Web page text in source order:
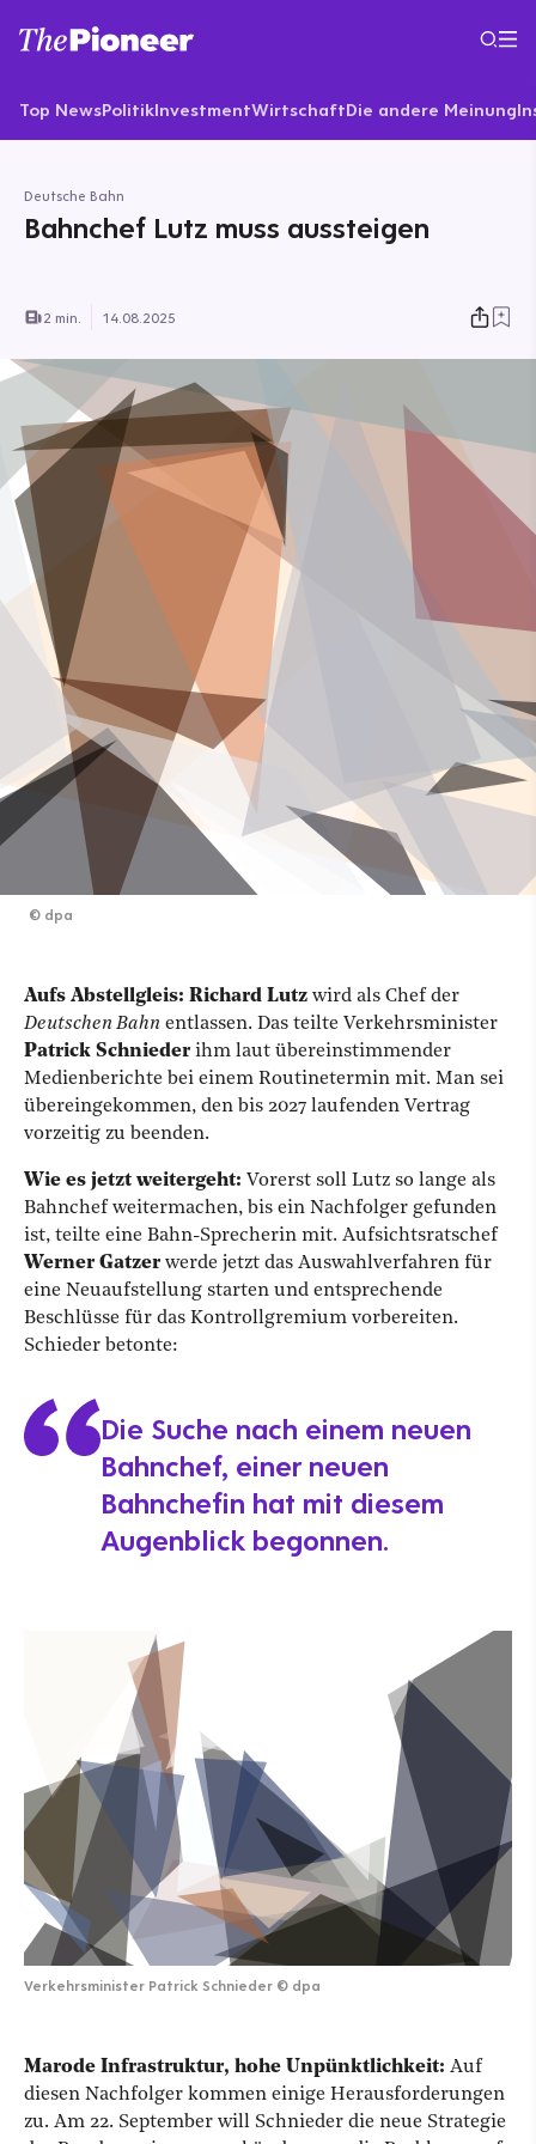
Top NewsPolitikInvestmentWirtschaftDie andere Meinung
Deutsche Bahn
Bahnchef Lutz muss aussteigen
2 min. 14.08.2025
© dpa
Aufs Abstellgleis: Richard Lutz wird als Chef der
Deutschen Bahn entlassen. Das teilte Verkehrsminister
Patrick Schniederihm laut übereinstimmender
Medienberichte bei einem Routinetermin mit. Man sei
übereingekommen, den bis 2027 laufenden Vertrag
vorzeitig zu beenden.
Wie es jetzt weitergeht: Vorerst soll Lutz so lange als
Bahnchef weitermachen, bis ein Nachfolger gefunden
ist, teilte eine Bahn-Sprecherin mit. Aufsichtsratschef
Werner Gatzerwerde jetzt das Auswahlverfahren für
eine Neuaufstellung starten und entsprechende
Beschlüsse für das Kontrollgremium vorbereiten.
Schieder betonte:
Die Suche nach einem neuen
Bahnchef, einer neuen
Bahnchefin hat mit diesem
Augenblick begonnen.
Verkehrsminister Patrick Schnieder © dpa
Marode Infrastruktur, hohe Unpünktlichkeit: Auf
diesen Nachfolger kommen einige Herausforderungen
zu. Am 22. September will Schnieder die neue Strategie